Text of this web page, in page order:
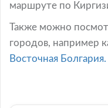
маршруте по
Также можно
городов, например
Восточная Болгария.